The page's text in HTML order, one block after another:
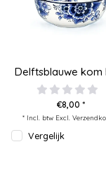
Delftsblauwe kom
€8,00 *
* Incl. btw Excl.
Vergelijk